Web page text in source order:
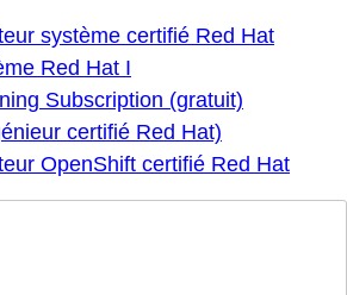
système certifié Red Hat
Red Hat I
Subscription (gratuit)
certifié Red Hat)
OpenShift certifié Red Hat